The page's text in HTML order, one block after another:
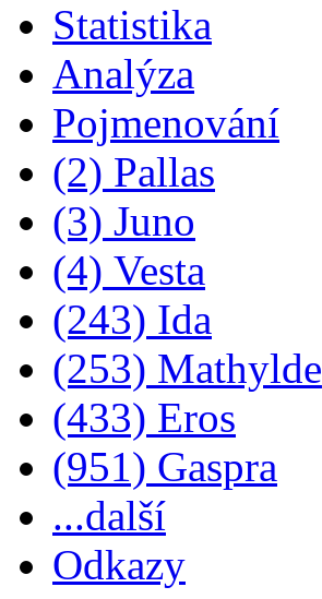
Statistika
Analýza
Pojmenování
(2) Pallas
(3) Juno
(4) Vesta
(243) Ida
(253) Mathylde
(433) Eros
(951) Gaspra
...další
Odkazy